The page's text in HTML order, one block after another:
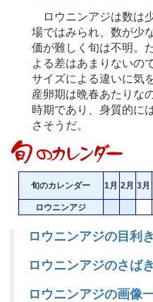
ロウニンアジは数は
場ではみられ、数が少
価が難しく旬は不明。
よる差はあまりないの
サイズによる違いに気
産卵期は晩春あたりな
時期であり、身質的に
さそうだ。
旬のカレンダー 1月 2月 3月
ロウニンアジ
ロウニンアジの目
ロウニンアジのさ
ロウニンアジの画